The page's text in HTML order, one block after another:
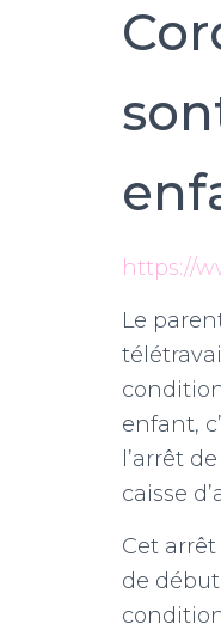
https://
Le
enfant,
l’arrêt
caisse
Cet
de